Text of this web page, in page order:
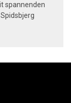
spannenden